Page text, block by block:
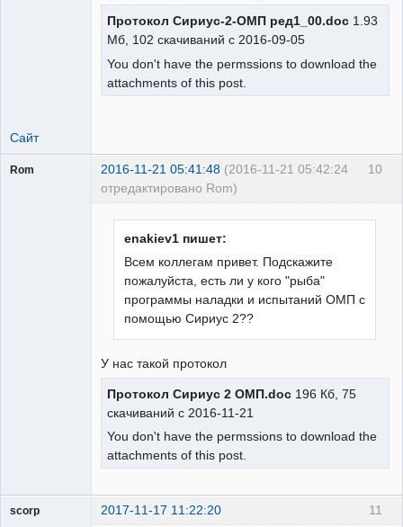
Протокол Сириус-2-ОМП ред1_00.doc 1.93
Мб, 102 скачиваний с 2016-09-05
You don't have the permssions to download the
attachments of this post.
Сайт
10
Rom 2016-11-21 05:41:48 (2016-11-21 05:42:24
отредактировано Rom)
enakiev1 пишет:
Всем коллегам привет. Подскажите
пожалуйста, есть ли у кого "рыба"
программы наладки и испытаний ОМП с
помощью Сириус 2??
У нас такой протокол
Протокол Сириус 2 ОМП.doc 196 Кб, 75
скачиваний с 2016-11-21
You don't have the permssions to download the
attachments of this post.
11
scorp 2017-11-17 11:22:20